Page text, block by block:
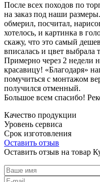
После всех походов по
на заказ под наши
обмерил, посчитал,
хотелось, и картинка в
скажу, что это самый
вписалась и цвет выбрала
Примерно через 2 недели
красавицу! «Благодаря»
помучиться с монтажом
получился отменный.
Большое всем спасибо!
Качество продукции
Уровень сервиса
Срок изготовления
Оставить отзыв
Оставить отзыв на товар